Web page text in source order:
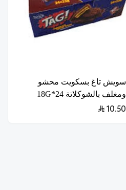
سويش تاغ بسكويت محشو
ومغلف بالشوكلاتة 24*18G
10.50